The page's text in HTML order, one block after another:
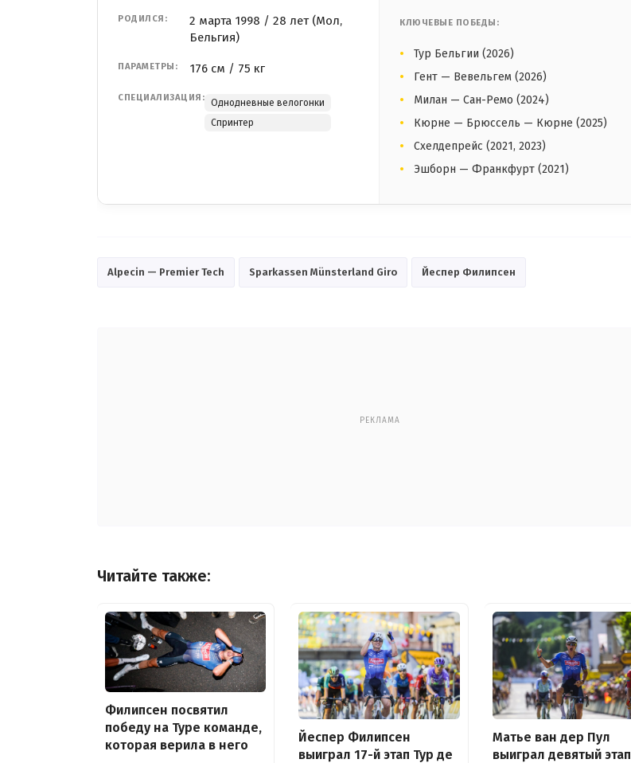
РОДИЛСЯ:
2 марта 1998 / 28 лет (Мол,
Бельгия)
ПАРАМЕТРЫ: 176 см / 75 кг
СПЕЦИАЛИЗАЦИЯ:
Однодневные велогонки
Спринтер
КЛЮЧЕВЫЕ ПОБЕДЫ:
Тур Бельгии (2026)
Гент — Вевельгем (2026)
Милан — Сан-Ремо (2024)
Кюрне — Брюссель — Кюрне (2025)
Схелдепрейс (2021, 2023)
Эшборн — Франкфурт (2021)
Alpecin — Premier Tech Sparkassen Münsterland Giro Йеспер Филипсен
РЕКЛАМА
Читайте также:
Филипсен посвятил
победу на Туре команде,
которая верила в него
Йеспер Филипсен
выиграл 17-й этап Тур де
Матье ван дер Пул
выиграл девятый этап